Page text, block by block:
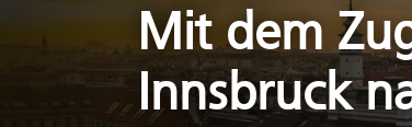
Mit dem
Innsbruck